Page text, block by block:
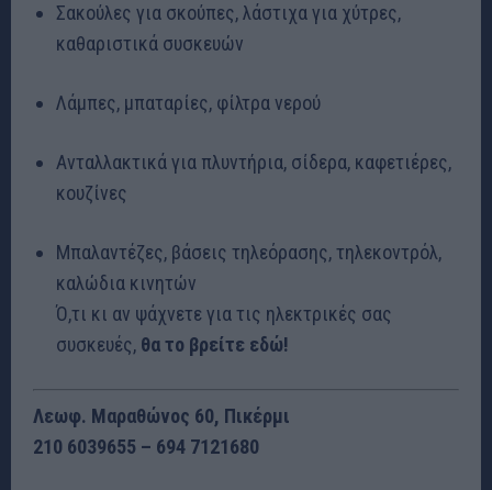
Σακούλες για σκούπες, λάστιχα για χύτρες,
καθαριστικά συσκευών
Λάμπες, μπαταρίες, φίλτρα νερού
Ανταλλακτικά για πλυντήρια, σίδερα, καφετιέρες,
κουζίνες
Μπαλαντέζες, βάσεις τηλεόρασης, τηλεκοντρόλ,
καλώδια κινητών
Ό,τι κι αν ψάχνετε για τις ηλεκτρικές σας
συσκευές, θα το βρείτε εδώ!
Λεωφ. Μαραθώνος 60, Πικέρμι
210 6039655 – 694 7121680